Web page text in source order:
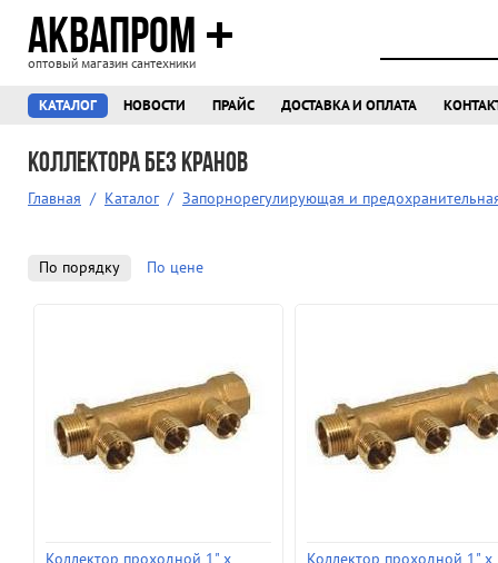
АКВАПРОМ
оптовый магазин сантехники
КАТАЛОГ НОВОСТИ ПРАЙС ДОСТАВКА И ОПЛАТА
Коллектора без кранов
Главная / Каталог / Запорнорегулирующая и
По порядку По цене
Коллектор проходной 1" х
Коллектор проходной 1" х